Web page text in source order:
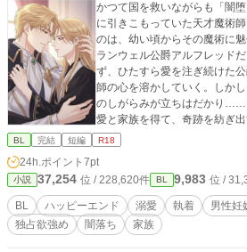
かつて国を救いながらも「闇
に引きこもっていた天才魔術
のは、幼い頃からその魔術に
ランウェル公爵アルフレッド
ず、ひたすら愛を注ぎ続けた
師の心を溶かしていく。しか
のしがらみが立ちはだかり……？ これは、孤独な魂が真
愛と家族を得て、奇跡を紡ぎ出す、壮
＿＿＿＿＿＿＿ R18には※付け
BL 完結 短編 R18
24h.ポイント 7pt
小説 37,254 位 / 228,620件 BL 9,983 位 /
BL ハッピーエンド 溺愛 執着 男性妊
独占欲強め
闇落ち 家族